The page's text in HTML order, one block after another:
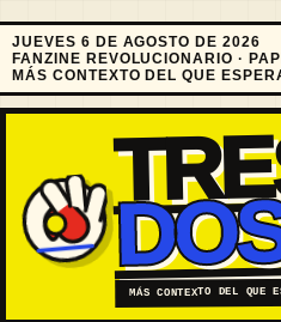
JUEVES 6 DE AGOSTO DE 2026
FANZINE REVOLUCIONARIO ·
MÁS CONTEXTO DEL QUE
MÁS CONTEXTO DEL QUE